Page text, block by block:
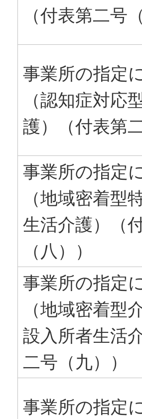
（付表第二号
事業所の指定
（認知症対応
護）（付表第
事業所の指定
（地域密着型
生活介護）（
（八））
事業所の指定
（地域密着型
設入所者生活
二号（九））
事業所の指定